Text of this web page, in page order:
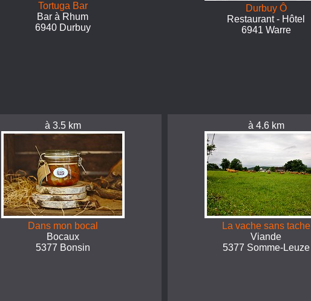
Tortuga Bar
Bar à Rhum
6940 Durbuy
Durbuy Ô
Restaurant - Hôtel
6941 Warre
à 3.5 km
Dans mon bocal
Bocaux
5377 Bonsin
à 4.6 km
La vache sans tache
Viande
5377 Somme-Leuze